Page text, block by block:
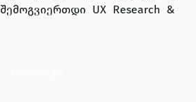
შემოგვიერთდი UX Research &